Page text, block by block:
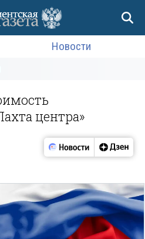
Новости
центра»